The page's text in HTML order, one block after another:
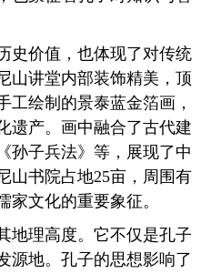
价值，也体现了对传统
山讲堂内部装饰精美，顶
工绘制的景泰蓝金箔画，
遗产。画中融合了古代建
孙子兵法》等，展现了中
山书院占地25亩，周围有
家文化的重要象征。
理高度。它不仅是孔子
源地。孔子的思想影响了